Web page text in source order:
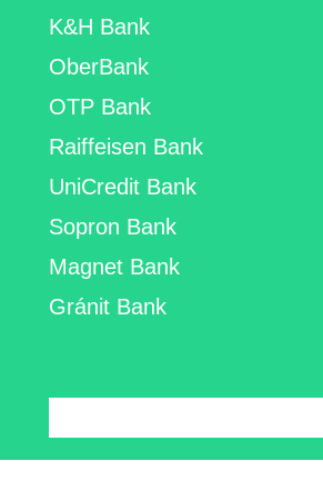
K&H Bank
OberBank
OTP Bank
Raiffeisen Bank
UniCredit Bank
Sopron Bank
Magnet Bank
Gránit Bank